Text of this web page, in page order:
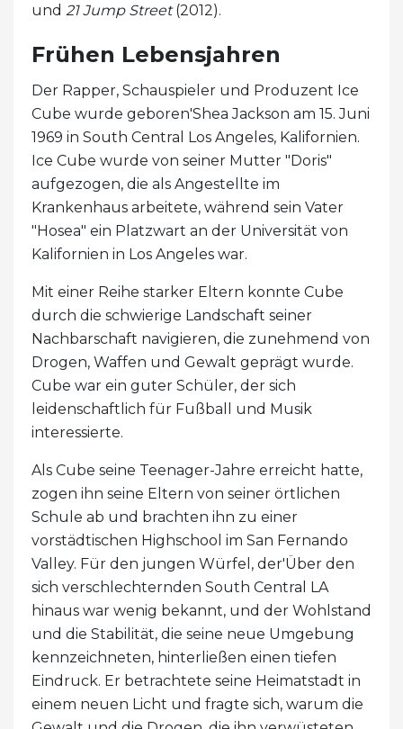
und 21 Jump Street(2012).
Frühen Lebensjahren
Der Rapper, Schauspieler und Produzent Ice
Cube wurde geboren'Shea Jackson am 15. Juni
1969 in South Central Los Angeles, Kalifornien.
Ice Cube wurde von seiner Mutter "Doris"
aufgezogen, die als Angestellte im
Krankenhaus arbeitete, während sein Vater
"Hosea" ein Platzwart an der Universität von
Kalifornien in Los Angeles war.
Mit einer Reihe starker Eltern konnte Cube
durch die schwierige Landschaft seiner
Nachbarschaft navigieren, die zunehmend von
Drogen, Waffen und Gewalt geprägt wurde.
Cube war ein guter Schüler, der sich
leidenschaftlich für Fußball und Musik
interessierte.
Als Cube seine Teenager-Jahre erreicht hatte,
zogen ihn seine Eltern von seiner örtlichen
Schule ab und brachten ihn zu einer
vorstädtischen Highschool im San Fernando
Valley. Für den jungen Würfel, der'Über den
sich verschlechternden South Central LA
hinaus war wenig bekannt, und der Wohlstand
und die Stabilität, die seine neue Umgebung
kennzeichneten, hinterließen einen tiefen
Eindruck. Er betrachtete seine Heimatstadt in
einem neuen Licht und fragte sich, warum die